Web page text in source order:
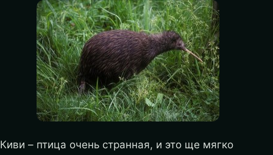
Киви – птица очень странная, и это ще мягко